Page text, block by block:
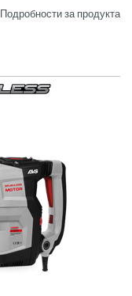
Подробности за продукта